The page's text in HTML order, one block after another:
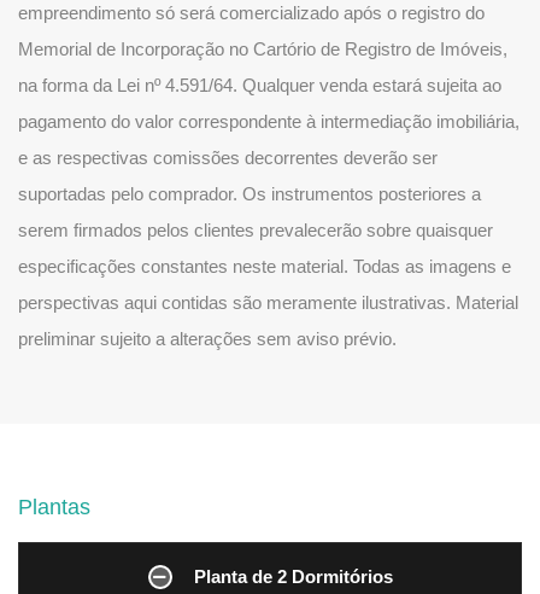
empreendimento só será comercializado após o registro do
Memorial de Incorporação no Cartório de Registro de Imóveis,
na forma da Lei nº 4.591/64. Qualquer venda estará sujeita ao
pagamento do valor correspondente à intermediação imobiliária,
e as respectivas comissões decorrentes deverão ser
suportadas pelo comprador. Os instrumentos posteriores a
serem firmados pelos clientes prevalecerão sobre quaisquer
especificações constantes neste material. Todas as imagens e
perspectivas aqui contidas são meramente ilustrativas. Material
preliminar sujeito a alterações sem aviso prévio.
Plantas
Planta de 2 Dormitórios